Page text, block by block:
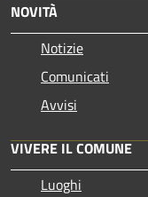
NOVITÀ
Notizie
Comunicati
Avvisi
VIVERE IL COMUNE
Luoghi